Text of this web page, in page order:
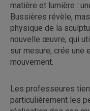
matière et lumière :
Bussières révèle,
physique de la
nouvelle œuvre, qui
sur mesure, crée une
mouvement.
Les professeures
particulièrement les